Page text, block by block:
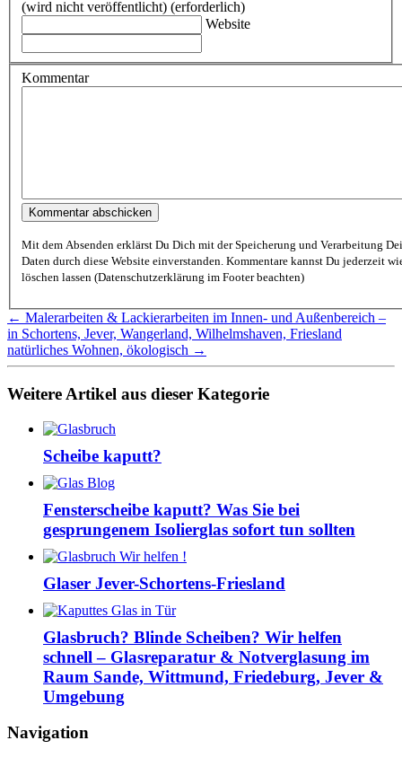
(wird nicht veröffentlicht) (erforderlich)
Website
Kommentar
Mit dem Absenden erklärst Du Dich mit der Speicherung und Verarbeitung
Daten durch diese Website einverstanden. Kommentare kannst Du jederzeit wieder
löschen lassen (Datenschutzerklärung im Footer beachten)
← Malerarbeiten & Lackierarbeiten im Innen- und Außenbereich –
in Schortens, Jever, Wangerland, Wilhelmshaven, Friesland
natürliches Wohnen, ökologisch →
Weitere Artikel aus dieser Kategorie
Scheibe kaputt?
Fensterscheibe kaputt? Was Sie bei
gesprungenem Isolierglas sofort tun sollten
Glaser Jever-Schortens-Friesland
Glasbruch? Blinde Scheiben? Wir helfen
schnell – Glasreparatur & Notverglasung im
Raum Sande, Wittmund, Friedeburg, Jever &
Umgebung
Navigation